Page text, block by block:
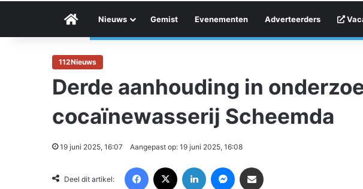
Menu Item
Nieuws Gemist Evenementen Adverteerders
112Nieuws
Derde aanhouding in
cocaïnewasserij Scheemda
19 juni 2025, 16:07 Aangepast op: 19 juni 2025, 16:08
Deel dit artikel: